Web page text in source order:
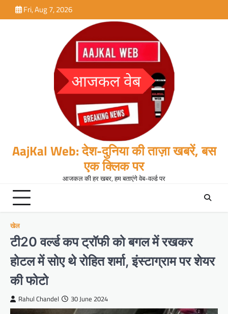
to
Fri, Aug 7, 2026
AajKal Web: देश-दुनिया की ताज़ा खबरें, बस
एक क्लिक पर
आजकल की हर खबर, हम बताएंगे वेब-वर्ल्ड पर
खेल
टी20 वर्ल्ड कप ट्रॉफी को बगल में रखकर
होटल में सोए थे रोहित शर्मा, इंस्टाग्राम पर शेयर
की फोटो
Rahul Chandel 30 June 2024